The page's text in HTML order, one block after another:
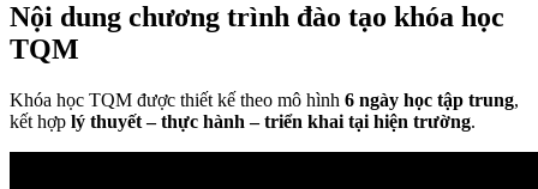
Nội dung chương trình đào tạo khóa học
TQM
Khóa học TQM được thiết kế theo mô hình 6 ngày học tập trung,
kết hợp lý thuyết – thực hành – triển khai tại hiện trường.